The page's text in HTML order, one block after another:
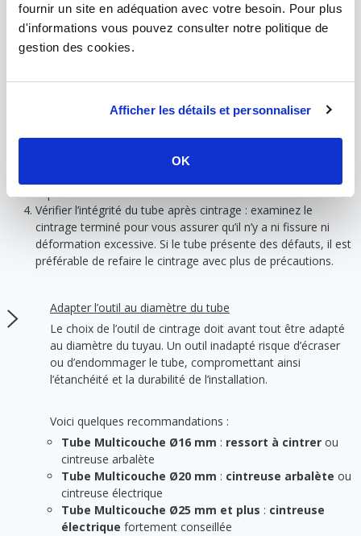
fournir un site en adéquation avec votre besoin. Pour plus
d'informations vous pouvez consulter notre politique de
gestion des cookies.
Afficher les détails et personnaliser
OK
Choisir unoutil de cintrageadapté : sélectionnez un outil
correspondant au diamètre du tube et au rayon de cintrage
souhaité. Un outil inapproprié risque d'écraser ou de pincer
cintreuse. Une mauvaise installation peut entraîner une
Appliquer la pression progressivement : exercez une
pression continue et progressive pour éviter d’endommager
la paroi.
Vérifier l’intégrité du tube après cintrage : examinez le
cintrage terminé pour vous assurer qu’il n’y a ni fissure ni
déformation excessive. Si le tube présente des défauts, il est
préférable de refaire le cintrage avec plus de précautions.
Adapter l’outil au diamètre du tube
Le choix de l’outil de cintrage doit avant tout être adapté
au diamètre du tuyau. Un outil inadapté risque d’écraser
ou d’endommager le tube, compromettant ainsi
l’étanchéité et la durabilité de l’installation.
Voici quelques recommandations :
Tube Multicouche Ø16 mm : ressort à cintrer ou
cintreuse arbalète
Tube Multicouche Ø20 mm : cintreuse arbalète ou
cintreuse électrique
Tube Multicouche Ø25 mm et plus : cintreuse
électrique fortement conseillée